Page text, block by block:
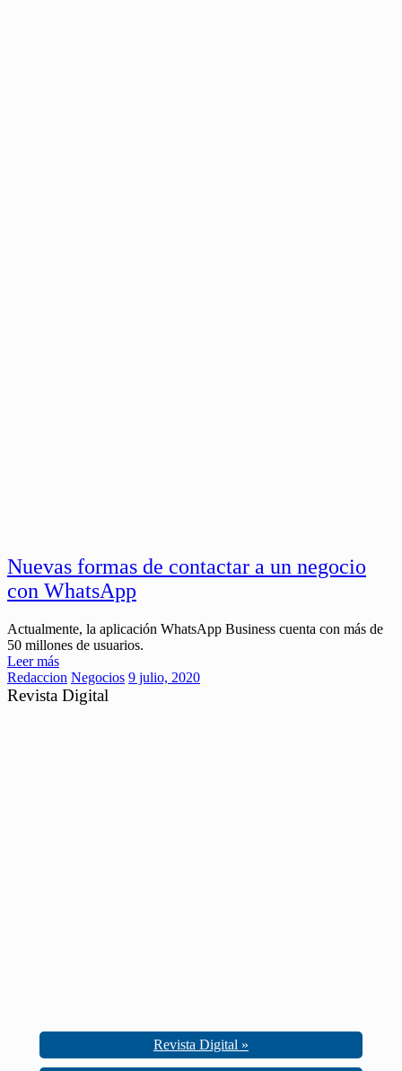
Nuevas formas de contactar a un negocio
con WhatsApp
Actualmente, la aplicación WhatsApp Business cuenta con más de
50 millones de usuarios.
Leer más
Redaccion Negocios 9 julio, 2020
Revista Digital
Revista Digital »